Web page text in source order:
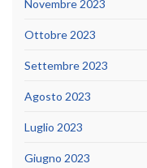
Novembre 2023
Ottobre 2023
Settembre 2023
Agosto 2023
Luglio 2023
Giugno 2023